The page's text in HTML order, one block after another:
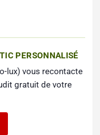
PERSONNALISÉ
lux) vous recontacte
gratuit de votre